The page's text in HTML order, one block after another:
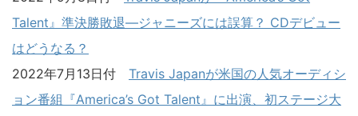
Talent』準決勝敗退―ジャニーズには誤算？ CDデビュー
はどうなる？
2022年7月13日付 Travis Japanが米国の人気オーディシ
ョン番組『America’s Got Talent』に出演、初ステージ大